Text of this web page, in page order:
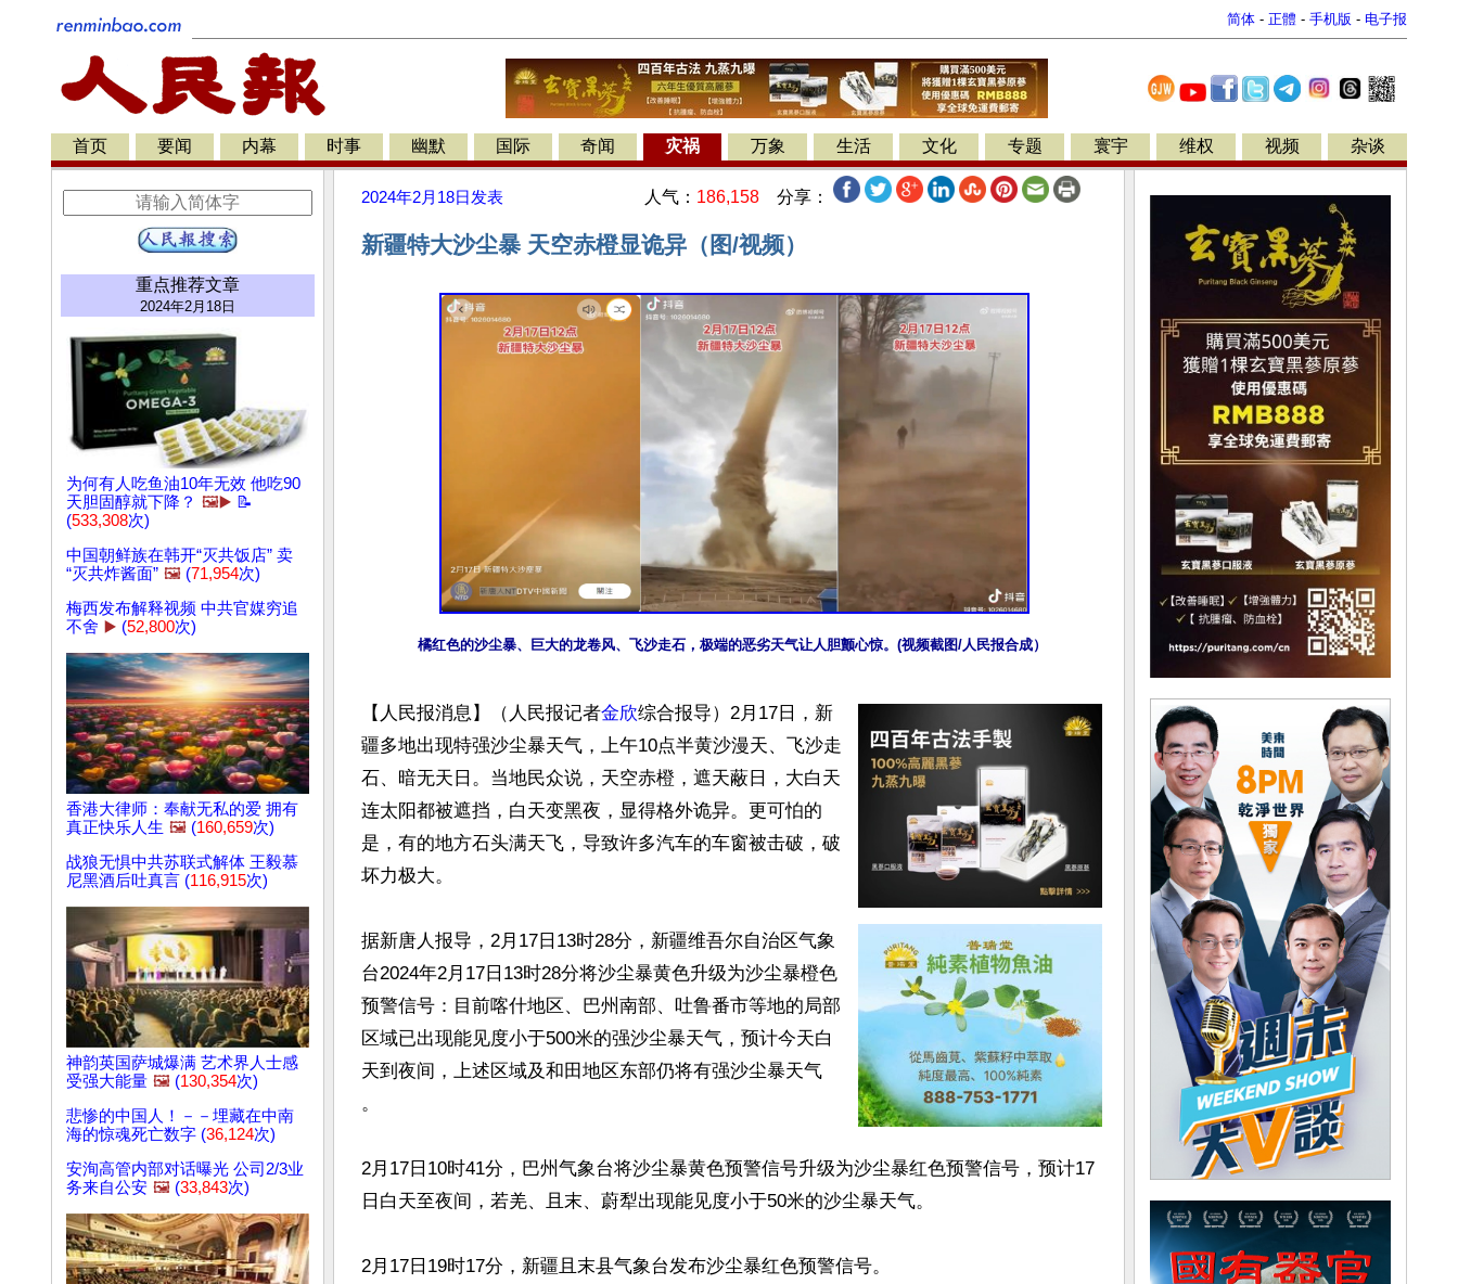
简体 - 正體 - 手机版 - 电子报
首页 要闻 内幕 时事 幽默 国际 奇闻 灾祸 万象 生活 文化 专题 寰宇 维权 视频 杂谈
重点推荐文章
2024年2月18日
为何有人吃鱼油10年无效 他吃90
天胆固醇就下降？ 🖼️▶️ 📝
(533,308次)
中国朝鲜族在韩开“灭共饭店” 卖
“灭共炸酱面” 🖼️ (71,954次)
梅西发布解释视频 中共官媒穷追
不舍 ▶️ (52,800次)
香港大律师：奉献无私的爱 拥有
真正快乐人生 🖼️ (160,659次)
战狼无惧中共苏联式解体 王毅慕
尼黑酒后吐真言 (116,915次)
神韵英国萨城爆满 艺术界人士感
受强大能量 🖼️ (130,354次)
悲惨的中国人！－－埋藏在中南
海的惊魂死亡数字 (36,124次)
安洵高管内部对话曝光 公司2/3业
务来自公安 🖼️ (33,843次)
2024年2月18日 发表 人气： 186,158 分享：
新疆特大沙尘暴 天空赤橙显诡异（图/视频）
橘红色的沙尘暴、巨大的龙卷风、飞沙走石，极端的恶劣天气让人胆颤心惊。(视频截图/人民报合成）
【人民报消息】（人民报记者金欣综合报导）2月17日，新
疆多地出现特强沙尘暴天气，上午10点半黄沙漫天、飞沙走
石、暗无天日。当地民众说，天空赤橙，遮天蔽日，大白天
连太阳都被遮挡，白天变黑夜，显得格外诡异。更可怕的
是，有的地方石头满天飞，导致许多汽车的车窗被击破，破
坏力极大。
据新唐人报导，2月17日13时28分，新疆维吾尔自治区气象
台2024年2月17日13时28分将沙尘暴黄色升级为沙尘暴橙色
预警信号：目前喀什地区、巴州南部、吐鲁番市等地的局部
区域已出现能见度小于500米的强沙尘暴天气，预计今天白
天到夜间，上述区域及和田地区东部仍将有强沙尘暴天气
。
2月17日10时41分，巴州气象台将沙尘暴黄色预警信号升级为沙尘暴红色预警信号，预计17
日白天至夜间，若羌、且末、蔚犁出现能见度小于50米的沙尘暴天气。
2月17日19时17分，新疆且末县气象台发布沙尘暴红色预警信号。